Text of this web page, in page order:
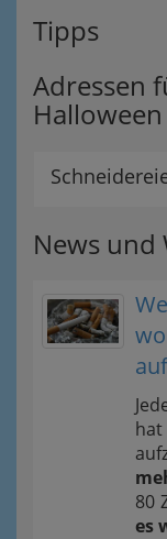
Tipps
Adressen
Halloween
News und
80
es